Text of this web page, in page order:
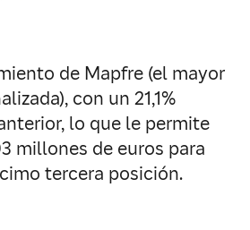
de Mapfre (el mayor
con un 21,1%
lo que le permite
millones de euros para
tercera posición.